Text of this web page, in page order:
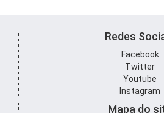
Redes
Facebook
Twitter
Youtube
Instagram
Mapa do